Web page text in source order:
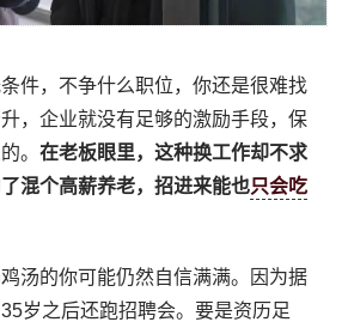
件，不争什么职位，你还是很难找
，企业就没有足够的激励手段，保
。在老板眼里，这种换工作却不求
混个高薪养老，招进来能也只会吃
汤的你可能仍然自信满满。因为据
岁之后还跑招聘会。要是资历足